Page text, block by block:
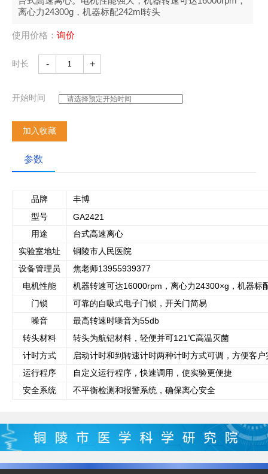
离心力24300g，机器标配242ml转头
使用价格： 询价
时长 - +
开始时间
加入收藏
参数
品牌
丰博
型号
GA2421
用途
台式高速离心
实验室地址
铜陵市人民医院
设备管理员
焦老师13955939377
电机性能
机器转速可达16000rpm，离心力24300×g，机器标
门锁
可靠的自吸式电子门锁，开关门简易
噪音
最高转速时噪音为55db
转头材料
转头为航铝材料，轻便并可121℃高温灭菌
计时方式
启动计时和到转速计时两种计时方式可调，方便客户
运行程序
自定义运行程序，快速调用，使实验更便捷
安全系统
不平衡检测和报警系统，确保离心安全